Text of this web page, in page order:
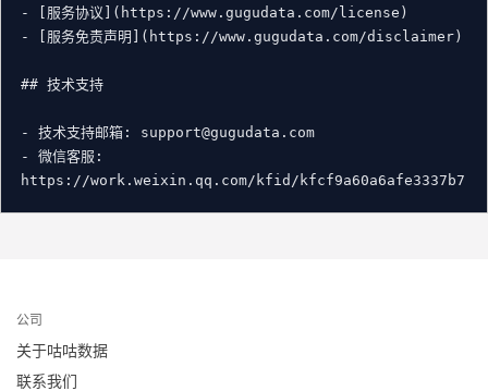
- [服务协议](https://www.gugudata.com/license)
- [服务免责声明](https://www.gugudata.com/disclaimer)
## 技术支持
- 技术支持邮箱: support@gugudata.com
- 微信客服:
公司
关于咕咕数据
联系我们